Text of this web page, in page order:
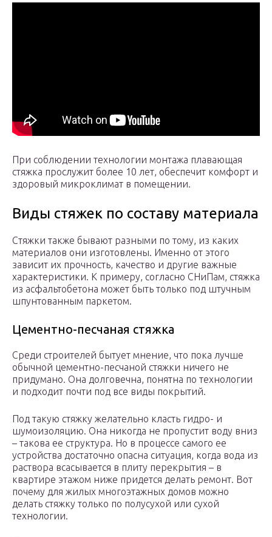
При соблюдении технологии монтажа плавающая
стяжка прослужит более 10 лет, обеспечит комфорт и
здоровый микроклимат в помещении.
Виды стяжек по составу материала
Стяжки также бывают разными по тому, из каких
материалов они изготовлены. Именно от этого
зависит их прочность, качество и другие важные
характеристики. К примеру, согласно СНиПам, стяжка
из асфальтобетона может быть только под штучным
шпунтованным паркетом.
Цементно-песчаная стяжка
Среди строителей бытует мнение, что пока лучше
обычной цементно-песчаной стяжки ничего не
придумано. Она долговечна, понятна по технологии
и подходит почти под все виды покрытий.
Под такую стяжку желательно класть гидро- и
шумоизоляцию. Она никогда не пропустит воду вниз
– такова ее структура. Но в процессе самого ее
устройства достаточно опасна ситуация, когда вода из
раствора всасывается в плиту перекрытия – в
квартире этажом ниже придется делать ремонт. Вот
почему для жилых многоэтажных домов можно
делать стяжку только по полусухой или сухой
технологии.